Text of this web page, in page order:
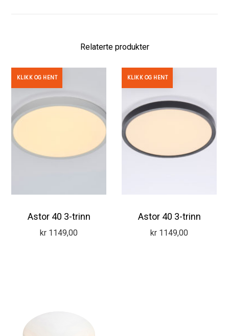
Relaterte produkter
KLIKK OG HENT
Astor 40 3-trinn
kr 1149,00
KLIKK OG HENT
Astor 40 3-trinn
kr 1149,00